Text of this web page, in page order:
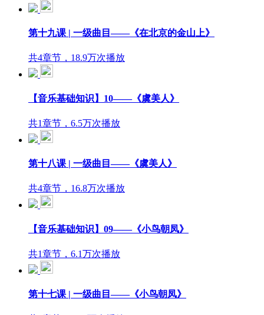
第十九课 | 一级曲目——《在北京的金山上》
共4章节，18.9万次播放
【音乐基础知识】10——《虞美人》
共1章节，6.5万次播放
第十八课 | 一级曲目——《虞美人》
共4章节，16.8万次播放
【音乐基础知识】09——《小鸟朝凤》
共1章节，6.1万次播放
第十七课 | 一级曲目——《小鸟朝凤》